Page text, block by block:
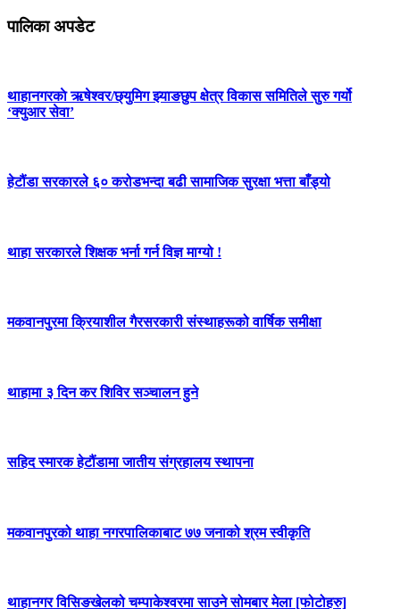
पालिका अपडेट
थाहानगरकाे ऋषेश्वर/छ्युमिग झ्याङछुप क्षेत्र विकास समितिले सुरु गर्यो
‘क्युआर सेवा’
हेटौंडा सरकारले ६० करोडभन्दा बढी सामाजिक सुरक्षा भत्ता बाँड्यो
थाहा सरकारले शिक्षक भर्ना गर्न विज्ञ माग्यो !
मकवानपुरमा क्रियाशील गैरसरकारी संस्थाहरूको वार्षिक समीक्षा
थाहामा ३ दिन कर शिविर सञ्चालन हुने
सहिद स्मारक हेटौंडामा जातीय संग्रहालय स्थापना
मकवानपुरको थाहा नगरपालिकाबाट ७७ जनाको श्रम स्वीकृति
थाहानगर विसिङखेलको चम्पाकेश्वरमा साउने सोमबार मेला [फोटोहरु]